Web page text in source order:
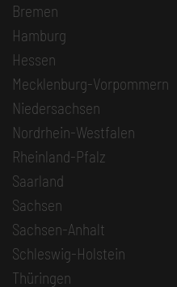
Bremen
Hamburg
Hessen
Mecklenburg-Vorpommern
Niedersachsen
Nordrhein-Westfalen
Rheinland-Pfalz
Saarland
Sachsen
Sachsen-Anhalt
Schleswig-Holstein
Thüringen